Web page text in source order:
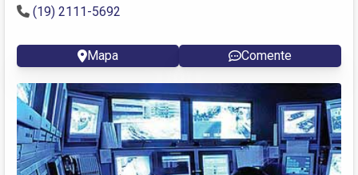
(19) 2111-5692
Mapa Comente